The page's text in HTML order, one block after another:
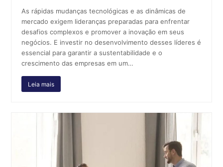
As rápidas mudanças tecnológicas e as dinâmicas de
mercado exigem lideranças preparadas para enfrentar
desafios complexos e promover a inovação em seus
negócios. E investir no desenvolvimento desses líderes é
essencial para garantir a sustentabilidade e o
crescimento das empresas em um…
Leia mais